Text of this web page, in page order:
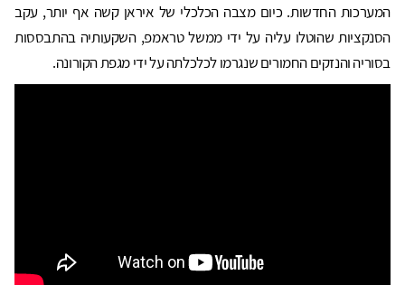
המערכות החדשות. כיום מצבה הכלכלי של איראן קשה אף יותר, עקב
הסנקציות שהוטלו עליה על ידי ממשל טראמפ, השקעותיה בהתבססות
בסוריה והנזקים החמורים שנגרמו לכלכלתה על ידי מגפת הקורונה.